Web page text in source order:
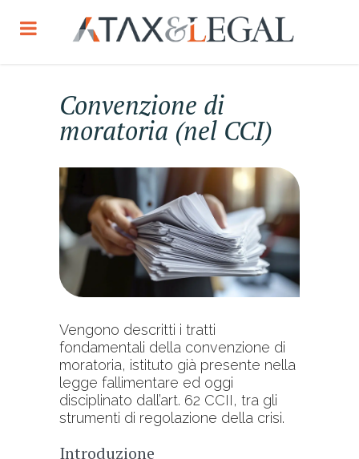
Convenzione di
moratoria (nel CCI)
Vengono descritti i tratti
fondamentali della convenzione di
moratoria, istituto già presente nella
legge fallimentare ed oggi
disciplinato dall’art. 62 CCII, tra gli
strumenti di regolazione della crisi.
Introduzione